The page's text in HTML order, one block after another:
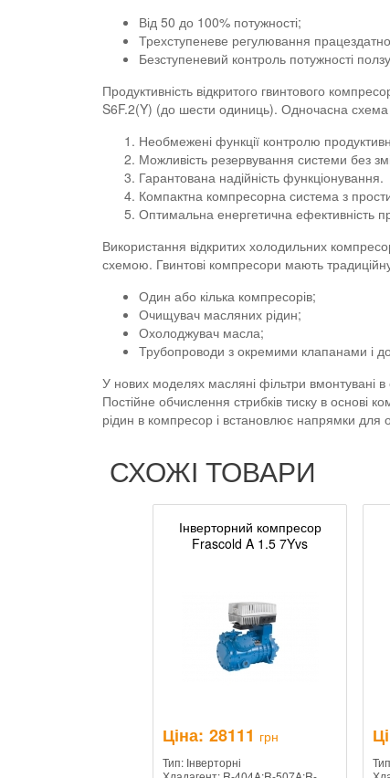
Від 50 до 100% потужності;
Трехступеневе регулювання
Безступеневий контроль потужності
Продуктивність відкритого гвинтового
S6F.2(Y) (до шести одиниць). Одночасна схема
Необмежені функції контролю
Можливість резервування системи без
Гарантована надійність функціонування.
Компактна компресорна система з
Оптимальна енергетична ефективність
Використання відкритих холодильних
схемою. Гвинтові компресори мають
Один або кілька компресорів;
Очищувач масляних рідин;
Охолоджувач масла;
Трубопроводи з окремими клапанами і
У нових моделях масляні фільтри вмонтувані
Постійне обчислення стрибків тиску в основі
рідин в компресор і встановлює напрямки для
СХОЖІ ТОВАРИ
Інверторний компресор
Frascold A 1.5 7Yvs
Ціна: 28111 грн
Тип: Інверторні